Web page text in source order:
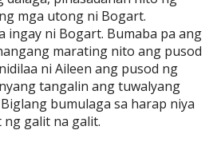
mga utong ni Bogart.
ingay ni Bogart. Bumaba pa ang
marating nito ang pusod
ni Aileen ang pusod ng
tangalin ang tuwalyang
bumulaga sa harap niya
galit na galit.